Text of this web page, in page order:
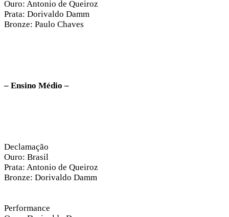
Ouro: Antonio de Queiroz
Prata: Dorivaldo Damm
Bronze: Paulo Chaves
– Ensino Médio –
Declamação
Ouro: Brasil
Prata: Antonio de Queiroz
Bronze: Dorivaldo Damm
Performance